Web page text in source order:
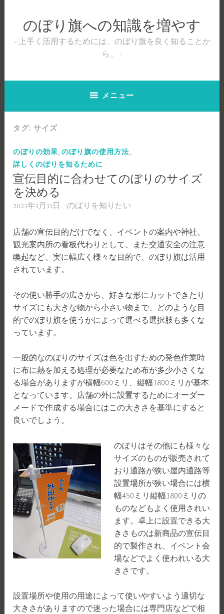
ス
のぼり旗への知識を増やす
上手く活用するためには、のぼり旗を良く知ることか
ら。
メニュー
タグ:サイズ
のぼりの効果 ,のぼり旗の使用方法
詳しくのぼりを知るために
宣伝目的に合わせてのぼりのサイズ
を決める
2023年1月11日 のぼりを知りたい
店舗の宣伝目的だけでなく、イベントの案内や神社、
観光案内所の看板代わりとして、また交通安全の注意
喚起など、実に幅広く様々な目的で、のぼり旗は活用
されています。
その使い勝手の広さから、好きな形にカットできたり
サイズにも大きな物から小さい物まで、どのような目
的でのぼり旗を使うかによって選べる選択肢も多くな
っています。
一般的なのぼりのサイズは色を出すための発色作業時
に布に熱を加える処理が必要なため布が多少小さくな
る場合がありますが横幅600ミリ、縦幅1800ミリが基本
となっています。店舗の外に設置するためにオーダー
メードで作成する場合にはこの大きさを基準にすると
良いでしょう。
のぼりはその他にも様々な
サイズのものが販売されて
おり通路が狭い屋内通路等
設置場所が狭い場合には横
幅450ミリ縦幅1800ミリの
ものなどもよく使用されい
ます。卓上に設置できる大
きさものは新商品の宣伝目
的で製作され、イベント会
場などでよく使われいる大
きさです。
設置場所や使用の用途によって使いやすいよう適切な
大きさがありますので迷った場合には専門店などで相